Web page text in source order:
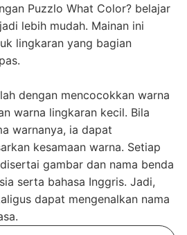
Puzzlo What Color? belajar
lebih mudah. Mainan ini
lingkaran yang bagian
dengan mencocokkan warna
warna lingkaran kecil. Bila
warnanya, ia dapat
kesamaan warna. Setiap
gambar dan nama benda
serta bahasa Inggris. Jadi,
dapat mengenalkan nama